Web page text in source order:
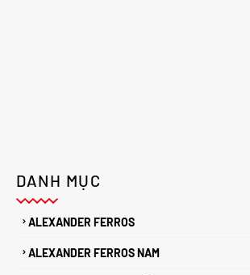
DANH MỤC
ALEXANDER FERROS
ALEXANDER FERROS NAM